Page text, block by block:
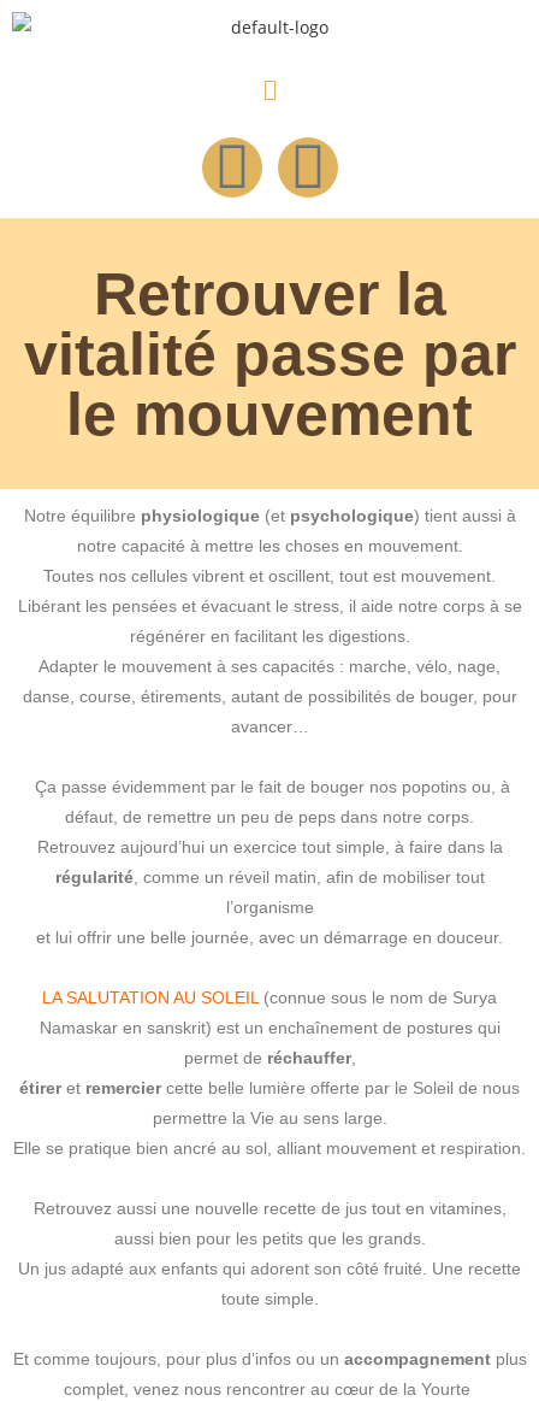
Retrouver la
vitalité passe par
le mouvement
Notre équilibre physiologique(et psychologique) tient aussi à
notre capacité à mettre les choses en mouvement.
Toutes nos cellules vibrent et oscillent, tout est mouvement.
Libérant les pensées et évacuant le stress, il aide notre corps à se
régénérer en facilitant les digestions.
Adapter le mouvement à ses capacités : marche, vélo, nage,
danse, course, étirements, autant de possibilités de bouger, pour
avancer…
Ça passe évidemment par le fait de bouger nos popotins ou, à
défaut, de remettre un peu de peps dans notre corps.
Retrouvez aujourd’hui un exercice tout simple, à faire dans la
régularité, comme un réveil matin, afin de mobiliser tout
l’organisme
et lui offrir une belle journée, avec un démarrage en douceur.
LA SALUTATION AU SOLEIL(connue sous le nom de Surya
Namaskar en sanskrit) est un enchaînement de postures qui
permet de réchauffer,
étireret remerciercette belle lumière offerte par le Soleil de nous
permettre la Vie au sens large.
Elle se pratique bien ancré au sol, alliant mouvement et respiration.
Retrouvez aussi une nouvelle recette de jus tout en vitamines,
aussi bien pour les petits que les grands.
Un jus adapté aux enfants qui adorent son côté fruité. Une recette
toute simple.
Et comme toujours, pour plus d’infos ou un accompagnementplus
complet, venez nous rencontrer au cœur de la Yourte